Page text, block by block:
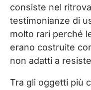
consiste nel
testimonianze di
molto rari perché
erano costruite
non adatti a
Tra gli oggetti più